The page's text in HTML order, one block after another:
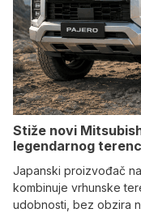
Stiže novi
legendarnog
Japanski proizvođač
kombinuje vrhunske
udobnosti, bez obzira